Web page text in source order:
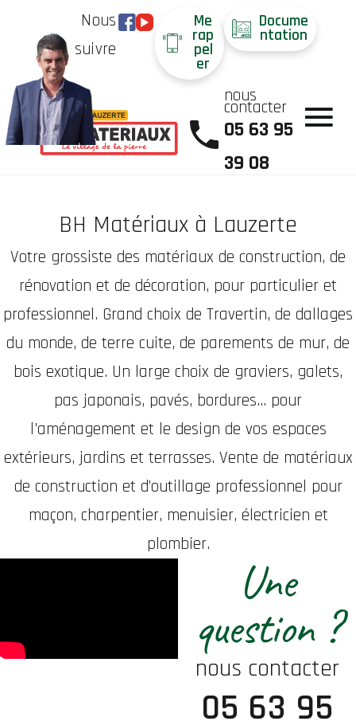
Nous
suivre
Me
rap
pel
er
Docume
ntation
nous
contacter
05 63 95
39 08
BH Matériaux à Lauzerte
Votre grossiste des matériaux de construction, de
rénovation et de décoration, pour particulier et
professionnel. Grand choix de Travertin, de dallages
du monde, de terre cuite, de parements de mur, de
bois exotique. Un large choix de graviers, galets,
pas japonais, pavés, bordures... pour
l'aménagement et le design de vos espaces
extérieurs, jardins et terrasses. Vente de matériaux
de construction et d’outillage professionnel pour
maçon, charpentier, menuisier, électricien et
plombier.
Une
question ?
nous contacter
05 63 95